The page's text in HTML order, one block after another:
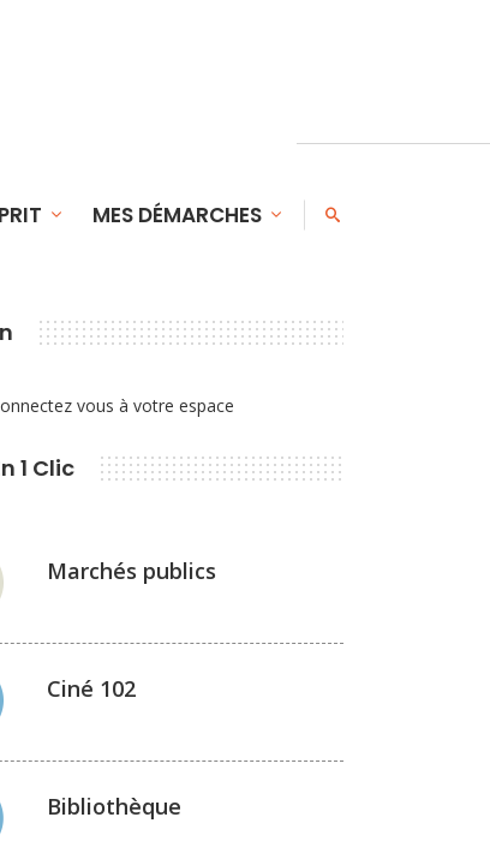
MES DÉMARCHES
vous à votre espace
1 Clic
Marchés publics
Ciné 102
Bibliothèque